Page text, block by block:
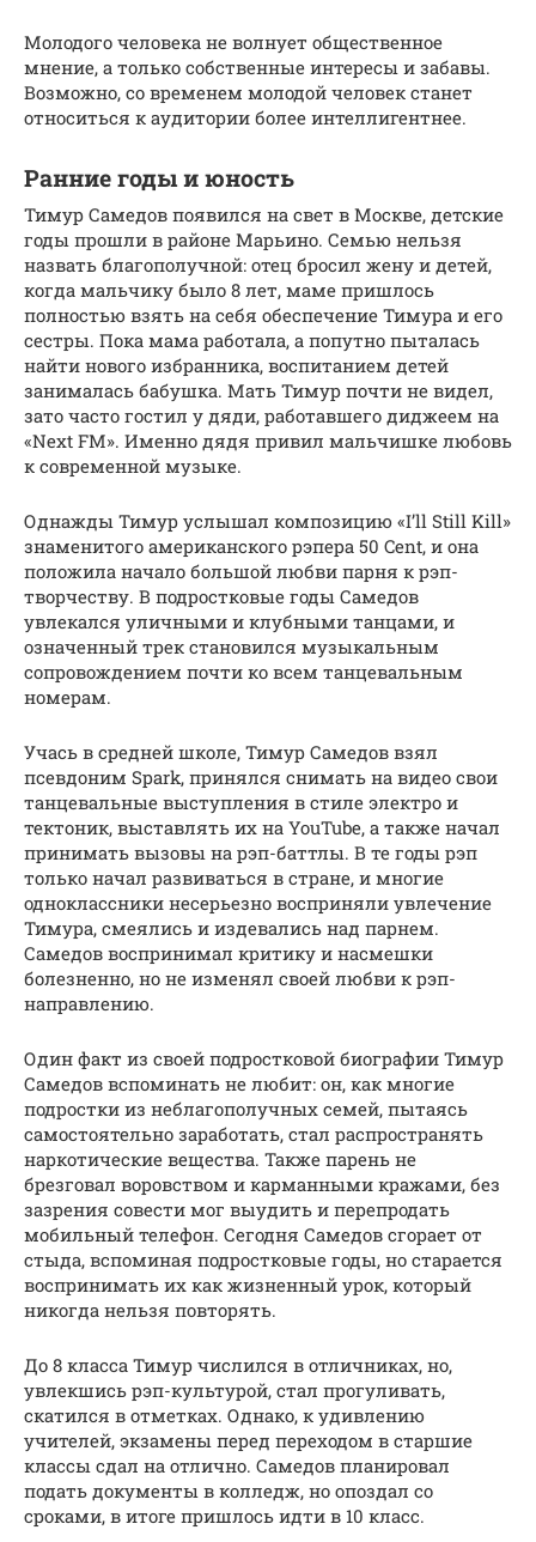
Молодого человека не волнует общественное
мнение, а только собственные интересы и забавы.
Возможно, со временем молодой человек станет
относиться к аудитории более интеллигентнее.
Ранние годы и юность
Тимур Самедов появился на свет в Москве, детские
годы прошли в районе Марьино. Семью нельзя
назвать благополучной: отец бросил жену и детей,
когда мальчику было 8 лет, маме пришлось
полностью взять на себя обеспечение Тимура и его
сестры. Пока мама работала, а попутно пыталась
найти нового избранника, воспитанием детей
занималась бабушка. Мать Тимур почти не видел,
зато часто гостил у дяди, работавшего диджеем на
«Next FM». Именно дядя привил мальчишке любовь
к современной музыке.
Однажды Тимур услышал композицию «I’ll Still Kill»
знаменитого американского рэпера 50 Cent, и она
положила начало большой любви парня к рэп-
творчеству. В подростковые годы Самедов
увлекался уличными и клубными танцами, и
означенный трек становился музыкальным
сопровождением почти ко всем танцевальным
номерам.
Учась в средней школе, Тимур Самедов взял
псевдоним Spark, принялся снимать на видео свои
танцевальные выступления в стиле электро и
тектоник, выставлять их на YouTube, а также начал
принимать вызовы на рэп-баттлы. В те годы рэп
только начал развиваться в стране, и многие
одноклассники несерьезно восприняли увлечение
Тимура, смеялись и издевались над парнем.
Самедов воспринимал критику и насмешки
болезненно, но не изменял своей любви к рэп-
направлению.
Один факт из своей подростковой биографии Тимур
Самедов вспоминать не любит: он, как многие
подростки из неблагополучных семей, пытаясь
самостоятельно заработать, стал распространять
наркотические вещества. Также парень не
брезговал воровством и карманными кражами, без
зазрения совести мог выудить и перепродать
мобильный телефон. Сегодня Самедов сгорает от
стыда, вспоминая подростковые годы, но старается
воспринимать их как жизненный урок, который
никогда нельзя повторять.
До 8 класса Тимур числился в отличниках, но,
увлекшись рэп-культурой, стал прогуливать,
скатился в отметках. Однако, к удивлению
учителей, экзамены перед переходом в старшие
классы сдал на отлично. Самедов планировал
подать документы в колледж, но опоздал со
сроками, в итоге пришлось идти в 10 класс.